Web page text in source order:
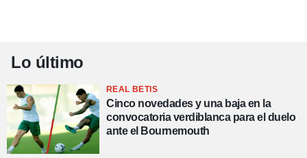
Lo último
REAL BETIS
Cinco novedades y una baja en la
convocatoria verdiblanca para el duelo
ante el Bournemouth